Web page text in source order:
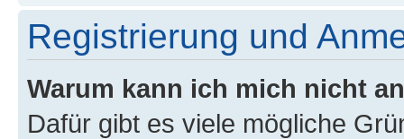
Registrierung und
Warum kann ich mich nicht
Dafür gibt es viele mögliche